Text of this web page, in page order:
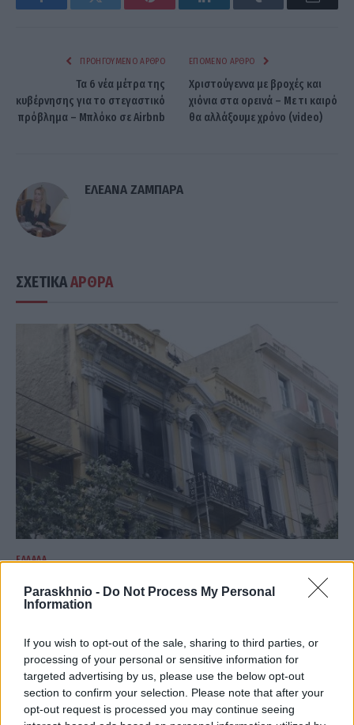
Paraskhnio - Do Not Process My Personal
Information
If you wish to opt-out of the sale, sharing to third parties, or
processing of your personal or sensitive information for
targeted advertising by us, please use the below opt-out
section to confirm your selection. Please note that after your
opt-out request is processed you may continue seeing
FacebookTwitter Pinterest LinkedInTumblr Email
ΠΡΟΗΓΟΎΜΕΝΟ ΆΡΘΡΟ
Τα 6 νέα μέτρα της
κυβέρνησης για το στεγαστικό
πρόβλημα – Μπλόκο σε Airbnb
ΕΠΌΜΕΝΟ ΆΡΘΡΟ
Χριστούγεννα με βροχές και
χιόνια στα ορεινά – Με τι καιρό
θα αλλάξουμε χρόνο (video)
ΕΛΕΑΝΑ ΖΑΜΠΑΡΑ
ΣΧΕΤΙΚΑΑΡΘΡΑ
ΕΛΛΆΔΑ
Marfin: Έφτασε στην Ελλάδα η 46χρονη κατηγορούμενη
– Αύριο οδηγείται στην Εισαγγελία